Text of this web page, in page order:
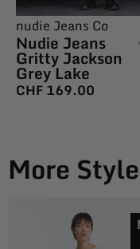
nudie Jeans Co
Nudie Jeans
Gritty Jackson
Grey Lake
CHF169.00
More